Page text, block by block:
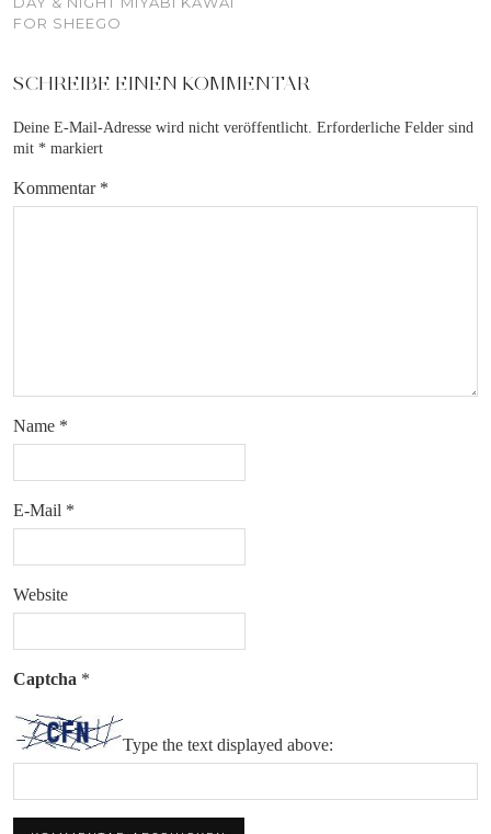
FOR SHEEGO
SCHREIBE EINEN KOMMENTAR
Deine E-Mail-Adresse wird nicht veröffentlicht. Erforderliche Felder sind
mit * markiert
Kommentar *
Name *
E-Mail *
Website
Captcha *
Type the text displayed above: